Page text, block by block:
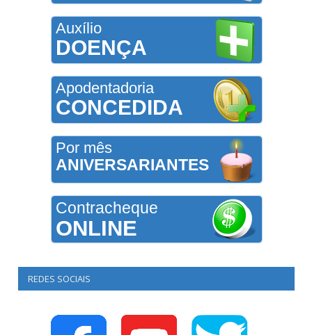
Auxílio
DOENÇA
Apodentadoria
CONCEDIDA
Por mês
ANIVERSARIANTES
Contracheque
ONLINE
REDES SOCIAIS